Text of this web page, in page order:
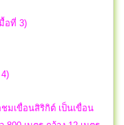
อที่ 3)
มเขื่อนสิริกิต์ เป็นเขื่อน